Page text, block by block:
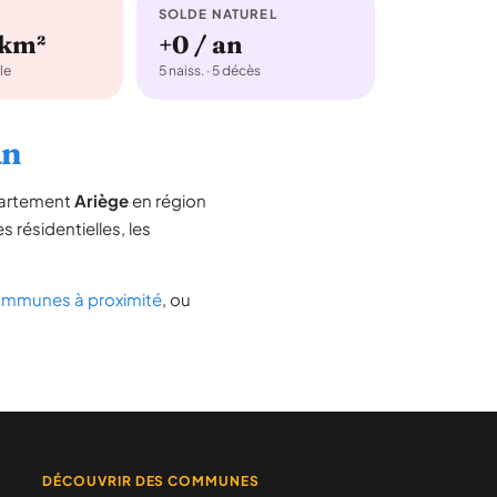
SOLDE NATUREL
+0 / an
5 naiss. · 5 décès
Ariègeen région
résidentielles, les
à proximité, ou
DÉCOUVRIR DES COMMUNES